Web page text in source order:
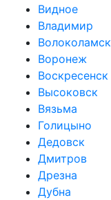
Видное
Владимир
Волоколамск
Воронеж
Воскресенск
Высоковск
Вязьма
Голицыно
Дедовск
Дмитров
Дрезна
Дубна